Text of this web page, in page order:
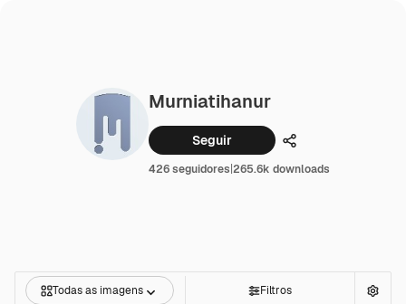
Murniatihanur
Seguir Compartilhar
426 seguidores|265.6k downloads
Todas as imagens Filtros